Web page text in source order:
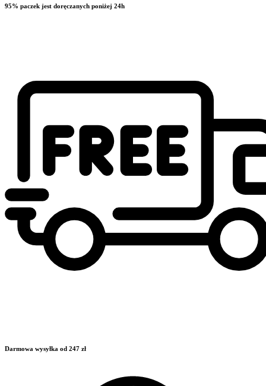
95% paczek jest doręczanych poniżej 24h
Darmowa wysyłka od 247 zł